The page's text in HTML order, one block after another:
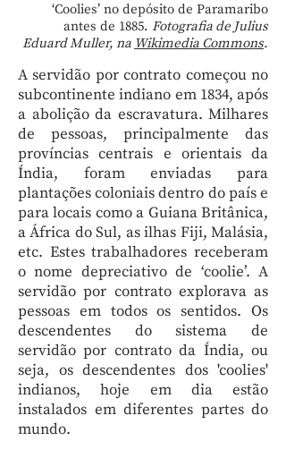
‘Coolies’ no depósito de Paramaribo
antes de 1885. Fotografia de Julius
Eduard Muller, na Wikimedia Commons.
A servidão por contrato começou no
subcontinente indiano em 1834, após
a abolição da escravatura. Milhares
de pessoas, principalmente das
províncias centrais e orientais da
Índia, foram enviadas para
plantações coloniais dentro do país e
para locais como a Guiana Britânica,
a África do Sul, as ilhas Fiji, Malásia,
etc. Estes trabalhadores receberam
o nome depreciativo de ‘coolie’. A
servidão por contrato explorava as
pessoas em todos os sentidos. Os
descendentes do sistema de
servidão por contrato da Índia, ou
seja, os descendentes dos 'coolies'
indianos, hoje em dia estão
instalados em diferentes partes do
mundo.